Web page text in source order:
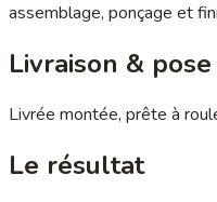
assemblage, ponçage et
Livraison & pose
Livrée montée, prête à
Le résultat